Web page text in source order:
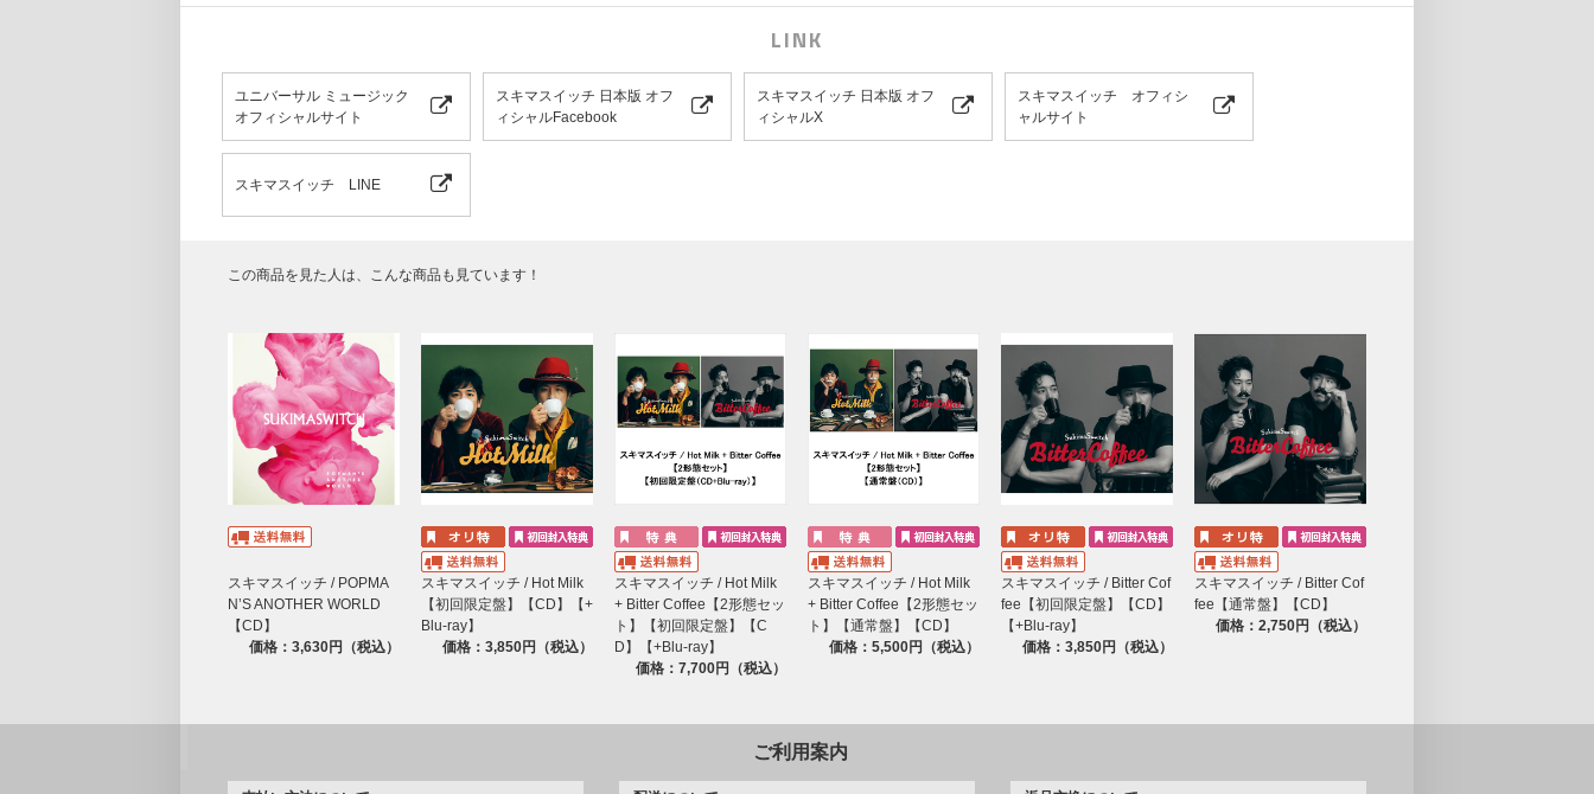
LINK
ユニバーサル ミュージック
オフィシャルサイト
スキマスイッチ 日本版 オフ
ィシャルFacebook
スキマスイッチ 日本版 オフ
ィシャルX
スキマスイッチ オフィシ
ャルサイト
スキマスイッチ LINE
この商品を見た人は、こんな商品も見ています！
スキマスイッチ / POPMA
N’S ANOTHER WORLD
【CD】
価格：3,630円（税込）
スキマスイッチ / Hot Milk
【初回限定盤】【CD】【+
Blu-ray】
価格：3,850円（税込）
スキマスイッチ / Hot Milk
+ Bitter Coffee【2形態セッ
ト】【初回限定盤】【C
D】【+Blu-ray】
価格：7,700円（税込）
スキマスイッチ / Hot Milk
+ Bitter Coffee【2形態セッ
ト】【通常盤】【CD】
価格：5,500円（税込）
スキマスイッチ / Bitter Cof
fee【初回限定盤】【CD】
【+Blu-ray】
価格：3,850円（税込）
スキマスイッチ / Bitter Cof
fee【通常盤】【CD】
価格：2,750円（税込）
ご利用案内